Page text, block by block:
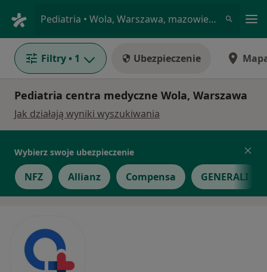
Pediatria • Wola, Warszawa, mazowieckie
Filtry • 1 Ubezpieczenie
Pediatria centra medyczne Wola, Warszawa
Jak działają wyniki wyszukiwania
Wybierz swoje ubezpieczenie
NFZ Allianz Compensa GENERALI